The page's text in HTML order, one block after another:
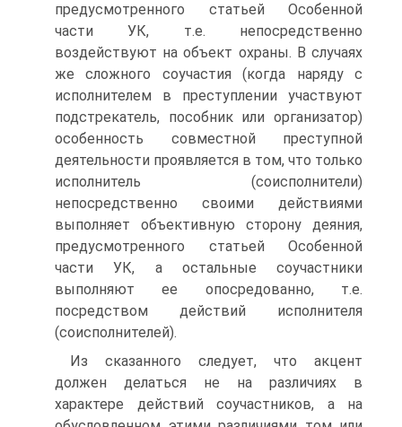
предусмотренного статьей Особенной
части УК, т.е. непосредственно
воздействуют на объект охраны. В случаях
же сложного соучастия (когда наряду с
исполнителем в преступлении участвуют
подстрекатель, пособник или организатор)
особенность совместной преступной
деятельности проявляется в том, что только
исполнитель (соисполнители)
непосредственно своими действиями
выполняет объективную сторону деяния,
предусмотренного статьей Особенной
части УК, а остальные соучастники
выполняют ее опосредованно, т.е.
посредством действий исполнителя
(соисполнителей).
Из сказанного следует, что акцент
должен делаться не на различиях в
характере действий соучастников, а на